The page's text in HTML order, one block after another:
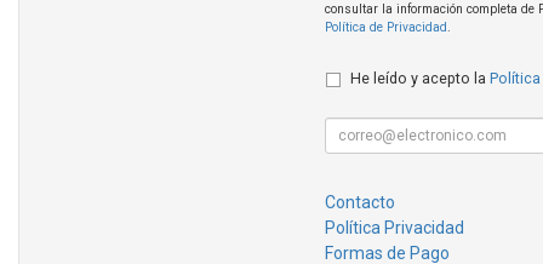
consultar la información completa de
Política de Privacidad.
He leído y acepto la Política
Contacto
Política Privacidad
Formas de Pago